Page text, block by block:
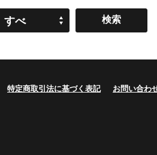
すべ
特定商取引法に基づく表記 お問い合わ